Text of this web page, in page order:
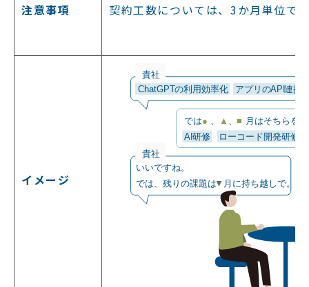
注意事項 契約工数については、3か月単位で
イメージ